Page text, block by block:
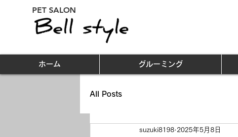
PET SALON
ホーム グルーミング
All Posts
suzuki8198 2025年5月8日